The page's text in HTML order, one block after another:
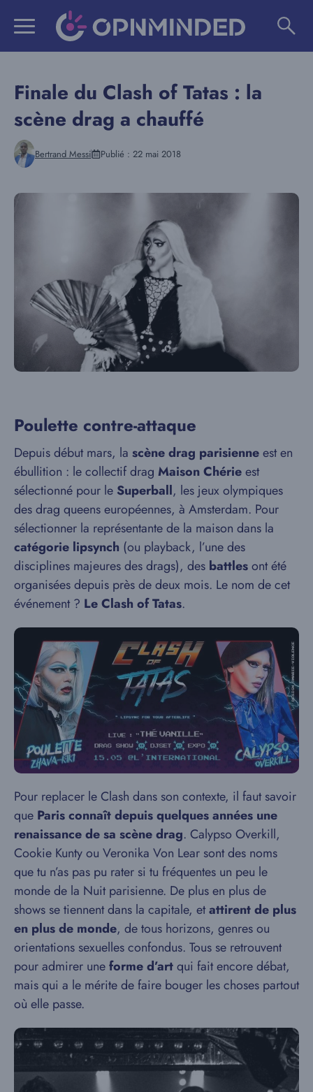
Finale du Clash of Tatas : la
scène drag a chauffé
Bertrand Messi Publié : 22 mai 2018
Poulette contre-attaque
Depuis début mars, la scène drag parisienneest en
ébullition : le collectif drag Maison Chérieest
sélectionné pour le Superball, les jeux olympiques
des drag queens européennes, à Amsterdam. Pour
sélectionner la représentante de la maison dans la
catégorie lipsynch (ou playback, l’une des
disciplines majeures des drags), des battlesont été
organisées depuis près de deux mois. Le nom de cet
événement ? Le Clash of Tatas.
Pour replacer le Clash dans son contexte, il faut savoir
que Paris connaît depuis quelques années une
renaissance de sa scène drag. Calypso Overkill,
Cookie Kunty ou Veronika Von Lear sont des noms
que tu n’as pas pu rater si tu fréquentes un peu le
monde de la Nuit parisienne. De plus en plus de
shows se tiennent dans la capitale, etattirent de plus
en plus de monde, de tous horizons, genres ou
orientations sexuelles confondus. Tous se retrouvent
pour admirer uneforme d’artqui fait encore débat,
mais qui a le mérite de faire bouger les choses partout
où elle passe.